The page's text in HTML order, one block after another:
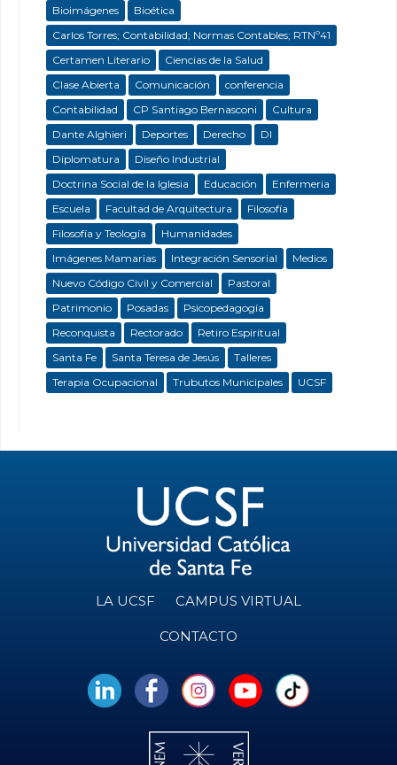
Bioimágenes
Bioética
Carlos Torres; Contabilidad; Normas Contables; RTNº41
Certamen Literario
Ciencias de la Salud
Clase Abierta
Comunicación
conferencia
Contabilidad
CP Santiago Bernasconi
Cultura
Dante Alghieri
Deportes Derecho
DI
Diplomatura
Diseño Industrial
Doctrina Social de la Iglesia
Educación
Enfermeria
Escuela
Facultad de Arquitectura
Filosofía
Filosofía y Teología
Humanidades
Imágenes Mamarias
Integración Sensorial
Medios
Nuevo Código Civil y Comercial
Pastoral
Patrimonio
Posadas
Psicopedagogía
Reconquista
Rectorado
Retiro Espiritual
Santa Fe
Santa Teresa de Jesús
Talleres
Terapia Ocupacional
Trubutos Municipales UCSF
LA UCSF CAMPUS VIRTUAL
CONTACTO